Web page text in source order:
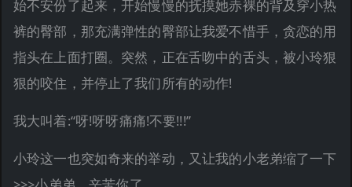
始不安份了起来，开始慢慢的抚摸她赤裸的背及穿小热
裤的臀部，那充满弹性的臀部让我爱不惜手，贪恋的用
指头在上面打圈。突然，正在舌吻中的舌头，被小玲狠
狠的咬住，并停止了我们所有的动作!
我大叫着:“呀!呀呀痛痛!不要!!!”
小玲这一也突如奇来的举动，又让我的小老弟缩了一下